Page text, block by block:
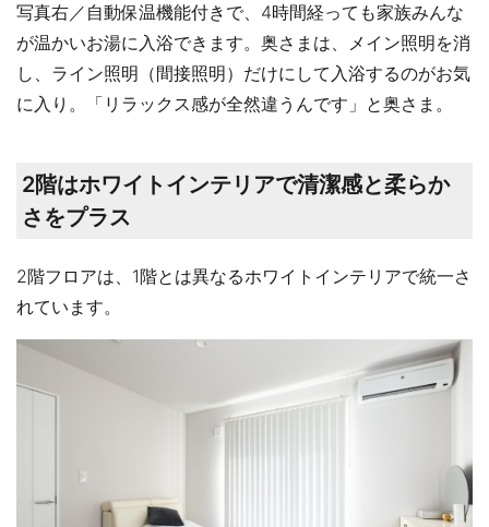
写真右／自動保温機能付きで、4時間経っても家族みんな
が温かいお湯に入浴できます。奥さまは、メイン照明を消
し、ライン照明（間接照明）だけにして入浴するのがお気
に入り。「リラックス感が全然違うんです」と奥さま。
2階はホワイトインテリアで清潔感と柔らか
さをプラス
2階フロアは、1階とは異なるホワイトインテリアで統一さ
れています。